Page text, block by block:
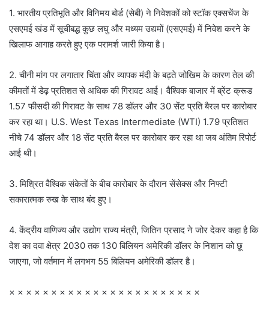
1. भारतीय प्रतिभूति और विनिमय बोर्ड (सेबी) ने निवेशकों को स्टॉक एक्सचेंज के
एसएमई खंड में सूचीबद्ध कुछ लघु और मध्यम उद्यमों (एसएमई) में निवेश करने के
खिलाफ आगाह करते हुए एक परामर्श जारी किया है।
2. चीनी मांग पर लगातार चिंता और व्यापक मंदी के बढ़ते जोखिम के कारण तेल की
कीमतों में डेढ़ प्रतिशत से अधिक की गिरावट आई। वैश्विक बाजार में ब्रेंट क्रूड
1.57 फीसदी की गिरावट के साथ 78 डॉलर और 30 सेंट प्रति बैरल पर कारोबार
कर रहा था। U.S. West Texas Intermediate (WTI) 1.79 प्रतिशत
नीचे 74 डॉलर और 18 सेंट प्रति बैरल पर कारोबार कर रहा था जब अंतिम रिपोर्ट
आई थी।
3. मिश्रित वैश्विक संकेतों के बीच कारोबार के दौरान सेंसेक्स और निफ्टी
सकारात्मक रुख के साथ बंद हुए।
4. केंद्रीय वाणिज्य और उद्योग राज्य मंत्री, जितिन प्रसाद ने जोर देकर कहा है कि
देश का दवा क्षेत्र 2030 तक 130 बिलियन अमेरिकी डॉलर के निशान को छू
जाएगा, जो वर्तमान में लगभग 55 बिलियन अमेरिकी डॉलर है।
× × × × × × × × × × × × × × × × × × × × × × ×